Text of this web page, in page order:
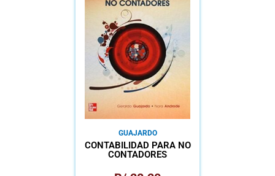
GUAJARDO
CONTABILIDAD PARA NO
CONTADORES